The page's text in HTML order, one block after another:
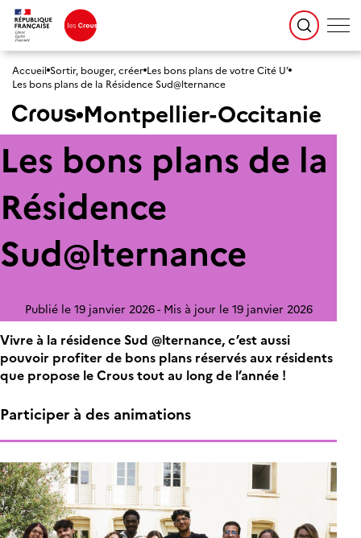
Accueil Sortir, bouger, créer Les bons plans de votre Cité U’
Les bons plans de la Résidence Sud@lternance
Montpellier-Occitanie
Les bons plans de la
Résidence
Sud@lternance
Publié le 19 janvier 2026 Mis à jour le 19 janvier 2026
Vivre à la résidence Sud @lternance, c’est aussi
pouvoir profiter de bons plans réservés aux résidents
que propose le Crous tout au long de l’année !
Participer à des animations